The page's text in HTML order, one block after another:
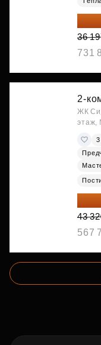
26
36
731
2-
ЖК
этаж,
3
28
43
567